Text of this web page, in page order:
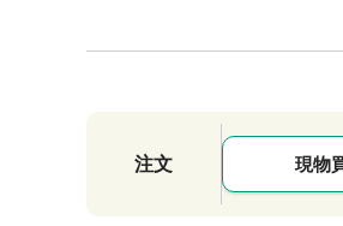
注文 現物